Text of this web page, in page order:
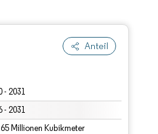
Anteil
- 2031
- 2031
Millionen Kubikmeter